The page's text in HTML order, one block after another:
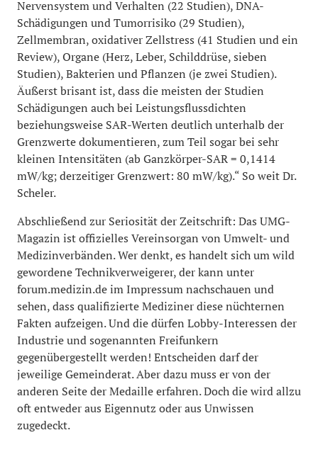
Nervensystem und Verhalten (22 Studien), DNA-
Schädigungen und Tumorrisiko (29 Studien),
Zellmembran, oxidativer Zellstress (41 Studien und ein
Review), Organe (Herz, Leber, Schilddrüse, sieben
Studien), Bakterien und Pflanzen (je zwei Studien).
Äußerst brisant ist, dass die meisten der Studien
Schädigungen auch bei Leistungsflussdichten
beziehungsweise SAR-Werten deutlich unterhalb der
Grenzwerte dokumentieren, zum Teil sogar bei sehr
kleinen Intensitäten (ab Ganzkörper-SAR = 0,1414
mW/kg; derzeitiger Grenzwert: 80 mW/kg).“ So weit Dr.
Scheler.
Abschließend zur Seriosität der Zeitschrift: Das UMG-
Magazin ist offizielles Vereinsorgan von Umwelt- und
Medizinverbänden. Wer denkt, es handelt sich um wild
gewordene Technikverweigerer, der kann unter
forum.medizin.de im Impressum nachschauen und
sehen, dass qualifizierte Mediziner diese nüchternen
Fakten aufzeigen. Und die dürfen Lobby-Interessen der
Industrie und sogenannten Freifunkern
gegenübergestellt werden! Entscheiden darf der
jeweilige Gemeinderat. Aber dazu muss er von der
anderen Seite der Medaille erfahren. Doch die wird allzu
oft entweder aus Eigennutz oder aus Unwissen
zugedeckt.